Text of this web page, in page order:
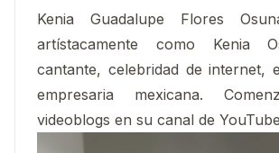
Kenia Guadalupe Flores
artístacamente como Kenia
cantante, celebridad de internet,
empresaria mexicana.​
videoblogs en su canal de